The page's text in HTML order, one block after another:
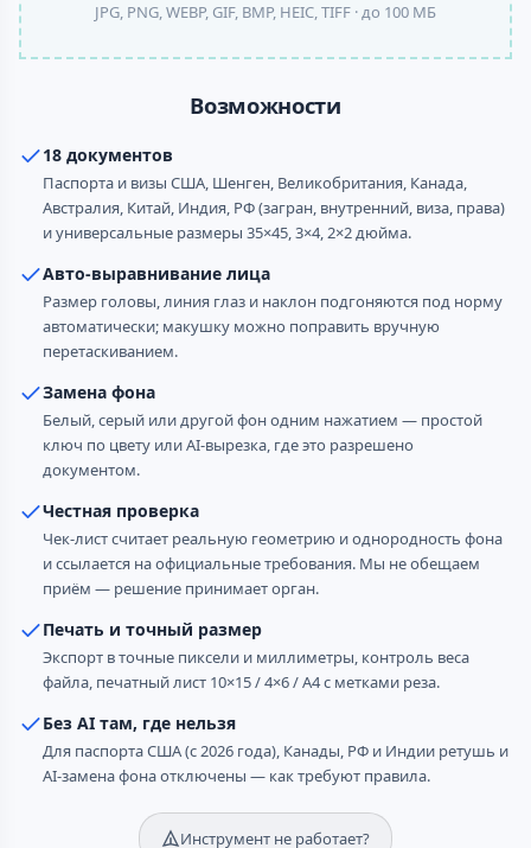
JPG, PNG, WEBP, GIF, BMP, HEIC, TIFF ·до 100 МБ
Возможности
18 документов
Паспорта и визы США, Шенген, Великобритания, Канада,
Австралия, Китай, Индия, РФ (загран, внутренний, виза, права)
и универсальные размеры 35×45, 3×4, 2×2 дюйма.
Авто-выравнивание лица
Размер головы, линия глаз и наклон подгоняются под норму
автоматически; макушку можно поправить вручную
перетаскиванием.
Замена фона
Белый, серый или другой фон одним нажатием — простой
ключ по цвету или AI-вырезка, где это разрешено
документом.
Честная проверка
Чек-лист считает реальную геометрию и однородность фона
и ссылается на официальные требования. Мы не обещаем
приём — решение принимает орган.
Печать и точный размер
Экспорт в точные пиксели и миллиметры, контроль веса
файла, печатный лист 10×15 / 4×6 / A4 с метками реза.
Без AI там, где нельзя
Для паспорта США (с 2026 года), Канады, РФ и Индии ретушь и
AI-замена фона отключены — как требуют правила.
Инструмент не работает?